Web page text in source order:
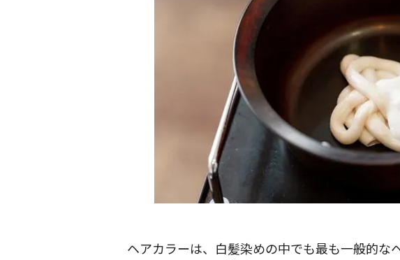
ヘアカラーは、白髪染めの中でも最も一般的な